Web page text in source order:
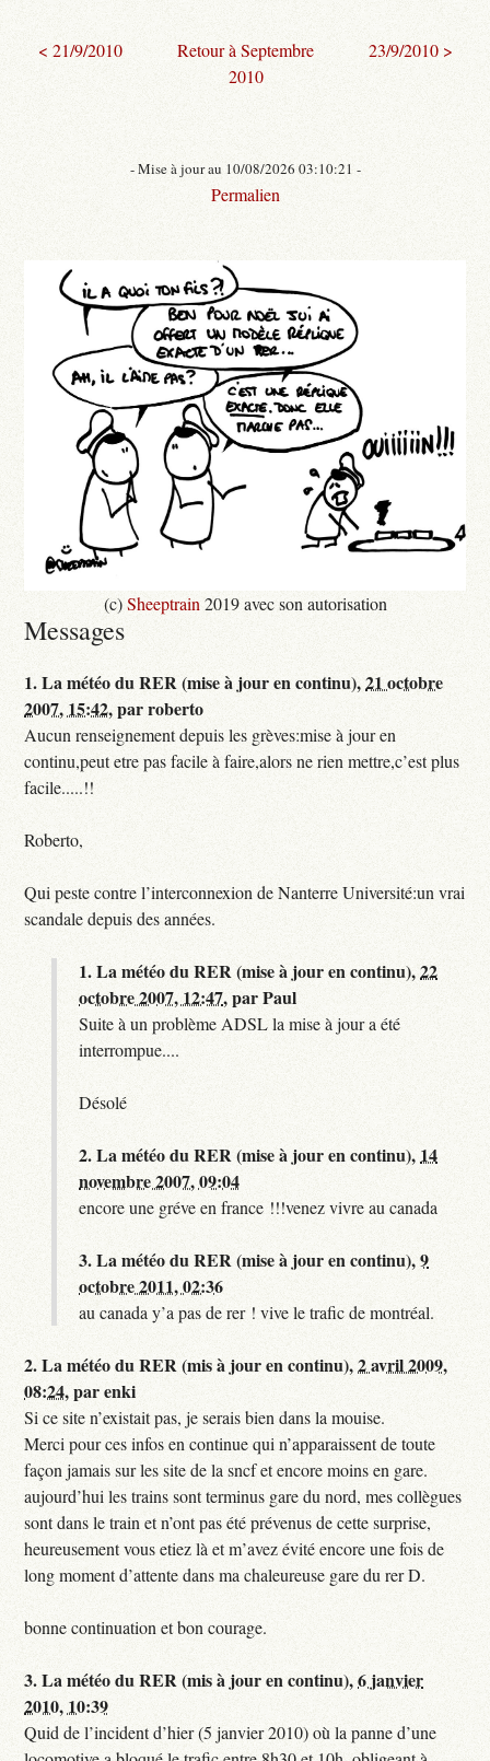
< 21/9/2010
Retour à Septembre
2010
23/9/2010 >
- Mise à jour au 10/08/2026 03:10:21 -
Permalien
(c)Sheeptrain 2019 avec son autorisation
Messages
1.La météo du RER (mise à jour en continu),21 octobre
2007, 15:42,parroberto
Aucun renseignement depuis les grèves:mise à jour en
continu,peut etre pas facile à faire,alors ne rien mettre,c’est plus
facile.....!!
Roberto,
Qui peste contre l’interconnexion de Nanterre Université:un vrai
scandale depuis des années.
1.La météo du RER (mise à jour en continu),22
octobre 2007, 12:47,parPaul
Suite à un problème ADSL la mise à jour a été
interrompue....
Désolé
2.La météo du RER (mise à jour en continu), 14
novembre 2007, 09:04
encore une gréve en france !!!venez vivre au canada
3.La météo du RER (mise à jour en continu),9
octobre 2011, 02:36
au canada y’a pas de rer ! vive le trafic de montréal.
2.La météo du RER (mis à jour en continu),2 avril 2009,
08:24,parenki
Si ce site n’existait pas, je serais bien dans la mouise.
Merci pour ces infos en continue qui n’apparaissent de toute
façon jamais sur les site de la sncf et encore moins en gare.
aujourd’hui les trains sont terminus gare du nord, mes collègues
sont dans le train et n’ont pas été prévenus de cette surprise,
heureusement vous etiez là et m’avez évité encore une fois de
long moment d’attente dans ma chaleureuse gare du rer D.
bonne continuation et bon courage.
3.La météo du RER (mis à jour en continu),6 janvier
2010, 10:39
Quid de l’incident d’hier (5 janvier 2010) où la panne d’une